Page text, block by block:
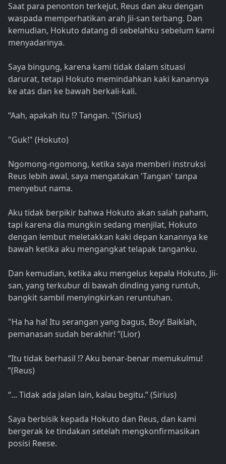
Saat para penonton terkejut, Reus dan aku dengan
waspada memperhatikan arah Jii-san terbang. Dan
kemudian, Hokuto datang di sebelahku sebelum kami
menyadarinya.
Saya bingung, karena kami tidak dalam situasi
darurat, tetapi Hokuto memindahkan kaki kanannya
ke atas dan ke bawah berkali-kali.
“Aah, apakah itu !? Tangan. "(Sirius)
"Guk!" (Hokuto)
Ngomong-ngomong, ketika saya memberi instruksi
Reus lebih awal, saya mengatakan 'Tangan' tanpa
menyebut nama.
Aku tidak berpikir bahwa Hokuto akan salah paham,
tapi karena dia mungkin sedang menjilat, Hokuto
dengan lembut meletakkan kaki depan kanannya ke
bawah ketika aku mengangkat telapak tanganku.
Dan kemudian, ketika aku mengelus kepala Hokuto, Jii-
san, yang terkubur di bawah dinding yang runtuh,
bangkit sambil menyingkirkan reruntuhan.
"Ha ha ha! Itu serangan yang bagus, Boy! Baiklah,
pemanasan sudah berakhir! ”(Lior)
“Itu tidak berhasil !? Aku benar-benar memukulmu!
”(Reus)
“... Tidak ada jalan lain, kalau begitu.” (Sirius)
Saya berbisik kepada Hokuto dan Reus, dan kami
bergerak ke tindakan setelah mengkonfirmasikan
posisi Reese.